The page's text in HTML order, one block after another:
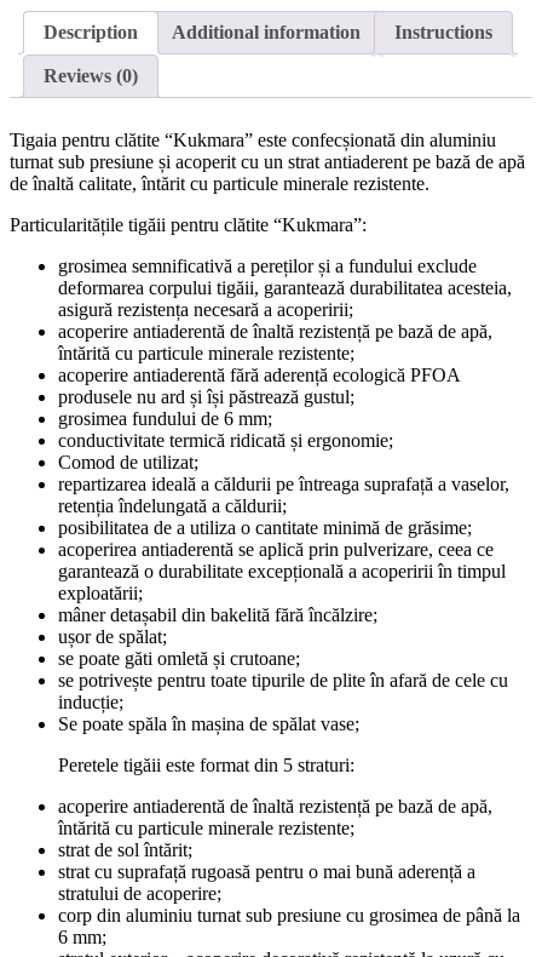
Description Additional information Instructions
Reviews (0)
Tigaia pentru clătite “Kukmara” este confecșionată din aluminiu
turnat sub presiune și acoperit cu un strat antiaderent pe bază de apă
de înaltă calitate, întărit cu particule minerale rezistente.
Particularitățile tigăii pentru clătite “Kukmara”:
grosimea semnificativă a pereților și a fundului exclude
deformarea corpului tigăii, garantează durabilitatea acesteia,
asigură rezistența necesară a acoperirii;
acoperire antiaderentă de înaltă rezistență pe bază de apă,
întărită cu particule minerale rezistente;
acoperire antiaderentă fără aderență ecologică PFOA
produsele nu ard și își păstrează gustul;
grosimea fundului de 6 mm;
conductivitate termică ridicată și ergonomie;
Comod de utilizat;
repartizarea ideală a căldurii pe întreaga suprafață a vaselor,
retenția îndelungată a căldurii;
posibilitatea de a utiliza o cantitate minimă de grăsime;
acoperirea antiaderentă se aplică prin pulverizare, ceea ce
garantează o durabilitate excepțională a acoperirii în timpul
exploatării;
mâner detașabil din bakelită fără încălzire;
ușor de spălat;
se poate găti omletă și crutoane;
se potrivește pentru toate tipurile de plite în afară de cele cu
inducție;
Se poate spăla în mașina de spălat vase;
Peretele tigăii este format din 5 straturi:
acoperire antiaderentă de înaltă rezistență pe bază de apă,
întărită cu particule minerale rezistente;
strat de sol întărit;
strat cu suprafață rugoasă pentru o mai bună aderență a
stratului de acoperire;
corp din aluminiu turnat sub presiune cu grosimea de până la
6 mm;